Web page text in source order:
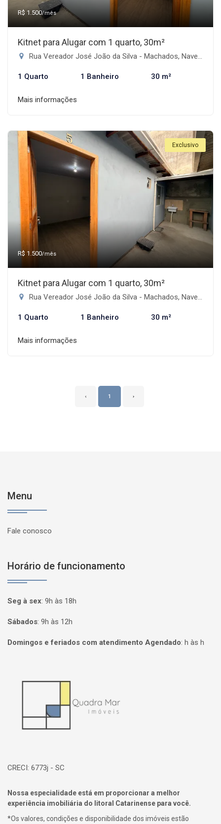
R$ 1.500/mês
Kitnet para Alugar com 1 quarto, 30m²
Rua Vereador José João da Silva - Machados, Navegantes-SC
1 Quarto 1 Banheiro 30 m²
Mais informações
Exclusivo
R$ 1.500/mês
Kitnet para Alugar com 1 quarto, 30m²
Rua Vereador José João da Silva - Machados, Navegantes-SC
1 Quarto 1 Banheiro 30 m²
Mais informações
‹ 1 ›
Menu
Fale conosco
Horário de funcionamento
Seg à sex: 9h às 18h
Sábados: 9h às 12h
Domingos e feriados com atendimento Agendado: h às h
CRECI: 6773j - SC
Nossa especialidade está em proporcionar a melhor
experiência imobiliária do litoral Catarinense para você.
*Os valores, condições e disponibilidade dos imóveis estão